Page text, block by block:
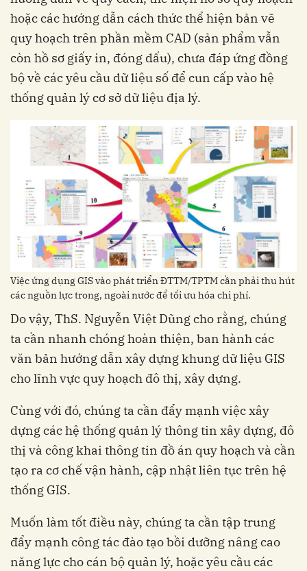
hoặc các hướng dẫn cách thức thể hiện bản vẽ
quy hoạch trên phần mềm CAD (sản phẩm vẫn
còn hồ sơ giấy in, đóng dấu), chưa đáp ứng đồng
bộ về các yêu cầu dữ liệu số để cun cấp vào hệ
thống quản lý cơ sở dữ liệu địa lý.
Việc ứng dụng GIS vào phát triển ĐTTM/TPTM cần phải thu hút
các nguồn lực trong, ngoài nước để tối ưu hóa chi phí.
Do vậy, ThS. Nguyễn Việt Dũng cho rằng, chúng
ta cần nhanh chóng hoàn thiện, ban hành các
văn bản hướng dẫn xây dựng khung dữ liệu GIS
cho lĩnh vực quy hoạch đô thị, xây dựng.
Cùng với đó, chúng ta cần đẩy mạnh việc xây
dựng các hệ thống quản lý thông tin xây dựng, đô
thị và công khai thông tin đồ án quy hoạch và cần
tạo ra cơ chế vận hành, cập nhật liên tục trên hệ
thống GIS.
Muốn làm tốt điều này, chúng ta cần tập trung
đẩy mạnh công tác đào tạo bồi dưỡng nâng cao
năng lực cho cán bộ quản lý, hoặc yêu cầu các